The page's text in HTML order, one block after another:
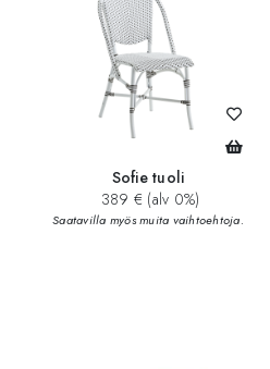
Sofie tuoli
389 € (alv 0%)
Saatavilla myös muita vaihtoehtoja.